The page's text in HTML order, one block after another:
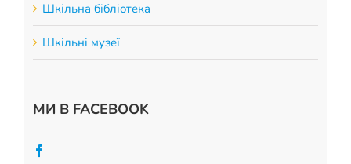
Шкільна бібліотека
Шкільні музеї
МИ В FACEBOOK